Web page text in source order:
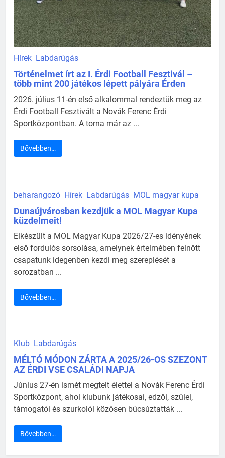
Hírek Labdarúgás
Történelmet írt az I. Érdi Football Fesztivál –
több mint 200 játékos lépett pályára Érden
2026. július 11-én első alkalommal rendeztük meg az
Érdi Football Fesztivált a Novák Ferenc Érdi
Sportközpontban. A torna már az ...
Bővebben…
beharangozó Hírek Labdarúgás MOL magyar kupa
Dunaújvárosban kezdjük a MOL Magyar Kupa
küzdelmeit!
Elkészült a MOL Magyar Kupa 2026/27-es idényének
első fordulós sorsolása, amelynek értelmében felnőtt
csapatunk idegenben kezdi meg szereplését a
sorozatban ...
Bővebben…
Klub Labdarúgás
MÉLTÓ MÓDON ZÁRTA A 2025/26-OS SZEZONT
AZ ÉRDI VSE CSALÁDI NAPJA
Június 27-én ismét megtelt élettel a Novák Ferenc Érdi
Sportközpont, ahol klubunk játékosai, edzői, szülei,
támogatói és szurkolói közösen búcsúztatták ...
Bővebben…